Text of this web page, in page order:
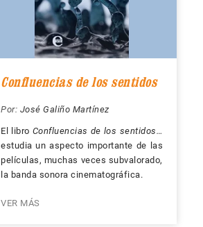
Confluencias de los sentidos
Por: José Galiño Martínez
El libro Confluencias de los sentidos…
estudia un aspecto importante de las
películas, muchas veces subvalorado,
la banda sonora cinematográfica.
VER MÁS